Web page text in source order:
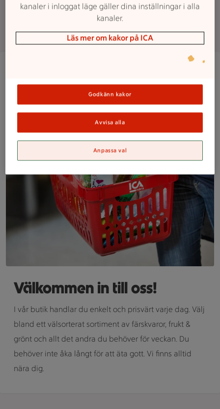
Närbild på en kund med en välfylld ICA Nära-korg med
Välkommen in till oss!
I vår butik handlar du enkelt och prisvärt varje dag. Välj
bland ett välsorterat sortiment av färskvaror, frukt &
grönt och allt det andra du behöver för veckan. Du
behöver inte åka långt för att äta gott. Vi finns alltid
nära dig.
kanaler i inloggat läge gäller dina inställningar i alla
kanaler.
Läs mer om kakor på ICA
Godkänn kakor
Avvisa alla
Anpassa val